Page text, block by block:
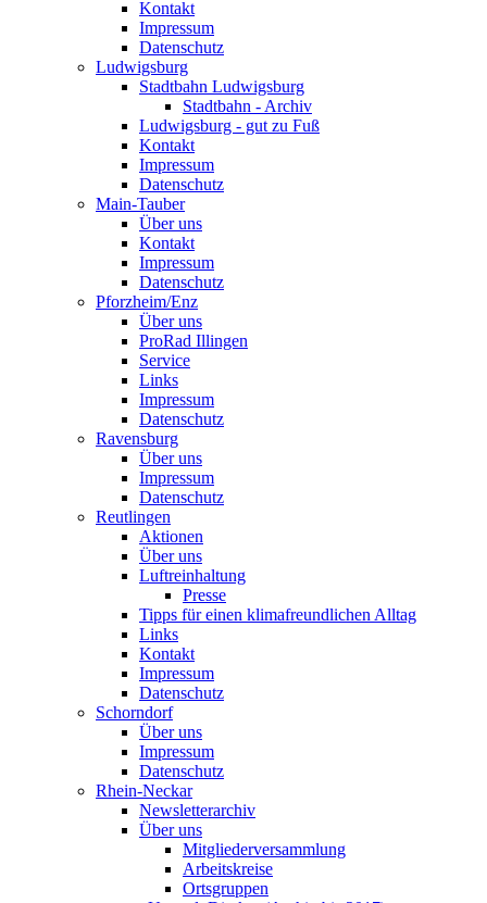
Kontakt
Impressum
Datenschutz
Ludwigsburg
Stadtbahn Ludwigsburg
Stadtbahn - Archiv
Ludwigsburg - gut zu Fuß
Kontakt
Impressum
Datenschutz
Main-Tauber
Über uns
Kontakt
Impressum
Datenschutz
Pforzheim/Enz
Über uns
ProRad Illingen
Service
Links
Impressum
Datenschutz
Ravensburg
Über uns
Impressum
Datenschutz
Reutlingen
Aktionen
Über uns
Luftreinhaltung
Presse
Tipps für einen klimafreundlichen Alltag
Links
Kontakt
Impressum
Datenschutz
Schorndorf
Über uns
Impressum
Datenschutz
Rhein-Neckar
Newsletterarchiv
Über uns
Mitgliederversammlung
Arbeitskreise
Ortsgruppen